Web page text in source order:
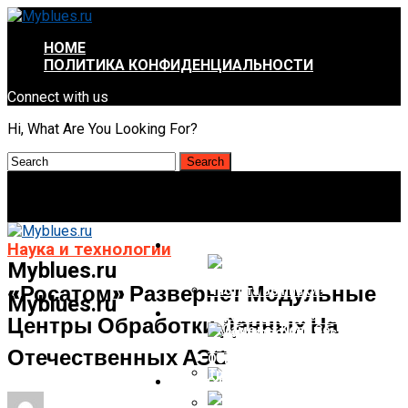
HOME
ПОЛИТИКА КОНФИДЕНЦИАЛЬНОСТИ
Connect with us
Hi, What Are You Looking For?
Myblues.ru
Myblues.ru
Алкоголь И Рак. Что Важнее —
Количество Или Частота
Самолет Kona Со Смешанным
НОВОСТИ
Наука и технологии
«Росатом» Развернет Модульные
Центры Обработки Данных На
Отечественных АЭС